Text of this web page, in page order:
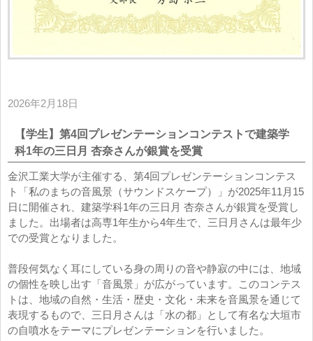
2026年2月18日
【学生】第4回プレゼンテーションコンテストで建築学
科1年の三日月 杏奈さんが銀賞を受賞
金沢工業大学が主催する、第4回プレゼンテーションコンテス
ト「私のまちの音風景（サウンドスケープ）」が2025年11月15
日に開催され、建築学科1年の三日月 杏奈さんが銀賞を受賞し
ました。出場者は高専1年生から4年生で、三日月さんは最年少
での受賞となりました。
普段何気なく耳にしている身の周りの音や静寂の中には、地域
の個性を映し出す「音風景」が広がっています。このコンテス
トは、地域の自然・生活・歴史・文化・未来を音風景を通じて
表現するもので、三日月さんは「水の都」として有名な大垣市
の自噴水をテーマにプレゼンテーションを行いました。